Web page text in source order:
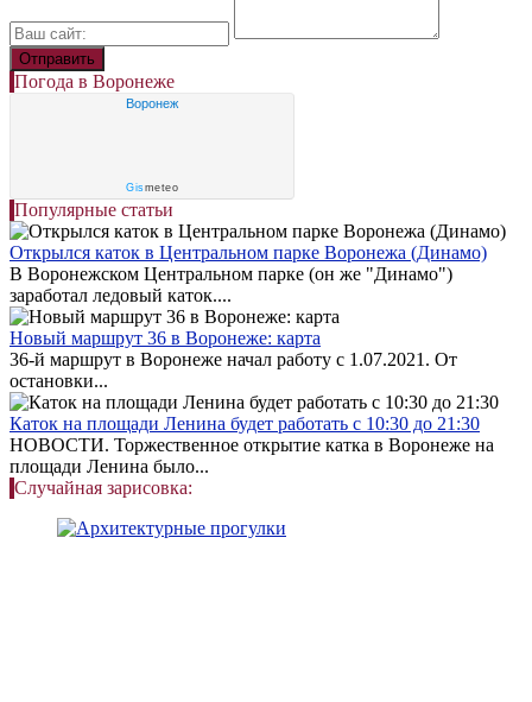
Погода в Воронеже
Воронеж
Gismeteo
Популярные статьи
Открылся каток в Центральном парке Воронежа (Динамо)
В Воронежском Центральном парке (он же "Динамо")
заработал ледовый каток....
Новый маршрут 36 в Воронеже: карта
36-й маршрут в Воронеже начал работу с 1.07.2021. От
остановки...
Каток на площади Ленина будет работать с 10:30 до 21:30
НОВОСТИ. Торжественное открытие катка в Воронеже на
площади Ленина было...
Случайная зарисовка: